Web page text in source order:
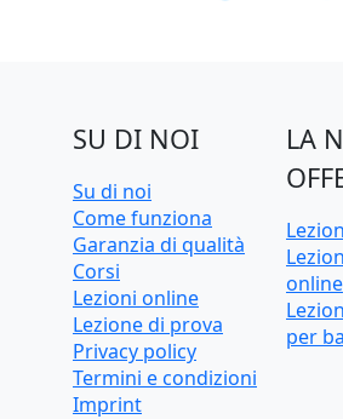
SU DI NOI
Su di noi
Come funziona
Garanzia di qualità
Corsi
Lezioni online
Lezione di prova
Privacy policy
Termini e condizioni
Imprint
LA
online
per